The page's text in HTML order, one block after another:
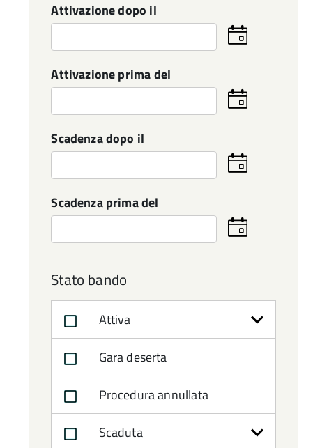
Attivazione dopo il
Seleziona
la
Attivazione prima del
Seleziona
la
Scadenza dopo il
Seleziona
la
Scadenza prima del
Seleziona
la
Stato bando
Attiva
Gara deserta
Procedura annullata
Scaduta